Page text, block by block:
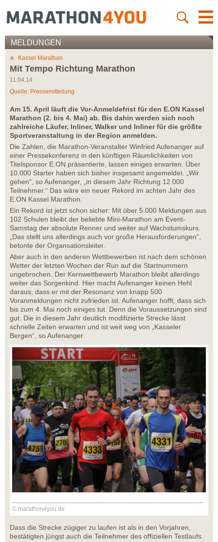
MELDUNGEN
Kassel Marathon
Mit Tempo Richtung Marathon
11.04.14
Quelle: Pressemitteilung
Am 15. April läuft die Vor-Anmeldefrist für den E.ON Kassel
Marathon (2. bis 4. Mai) ab. Bis dahin werden sich noch
zahlreiche Läufer, Inliner, Walker und Inliner für die größte
Sportveranstaltung in der Region anmelden.
Die Zahlen, die Marathon-Veranstalter Winfried Aufenanger auf
einer Pressekonferenz in den künftigen Räumlichkeiten von
Titelsponsor E.ON präsentierte, lassen einiges erwarten. Über
10.000 Starter haben sich bisher insgesamt angemeldet. „Wir
gehen", so Aufenanger, „in diesem Jahr Richtung 12.000
Teilnehmer.“ Das wäre ein neuer Rekord im achten Jahr des
E.ON Kassel Marathon.
Ein Rekord ist jetzt schon sicher: Mit über 5.000 Meldungen aus
102 Schulen bleibt der beliebte Mini-Marathon am Event-
Samstag der absolute Renner und weiter auf Wachstumskurs.
„Das stellt uns allerdings auch vor große Herausforderungen“,
betonte der Organsationsleiter.
Aber auch in den anderen Wettbewerben ist nach dem schönen
Wetter der letzten Wochen der Run auf die Startnummern
ungebrochen. Der Kernwettbewerb Marathon bleibt allerdings
weiter das Sorgenkind. Hier macht Aufenanger keinen Hehl
daraus, dass er mit der Resonanz von knapp 500
Voranmeldungen nicht zufrieden ist. Aufenanger hofft, dass sich
bis zum 4. Mai noch einiges tut. Denn die Voraussetzungen sind
gut. Die in diesem Jahr deutlich modifizierte Strecke lässt
schnelle Zeiten erwarten und ist weit weg von „Kasseler
Bergen“, so Aufenanger.
© marathon4you.de
Dass die Strecke zügiger zu laufen ist als in den Vorjahren,
bestätigten jüngst auch die Teilnehmer des offiziellen Testlaufs.